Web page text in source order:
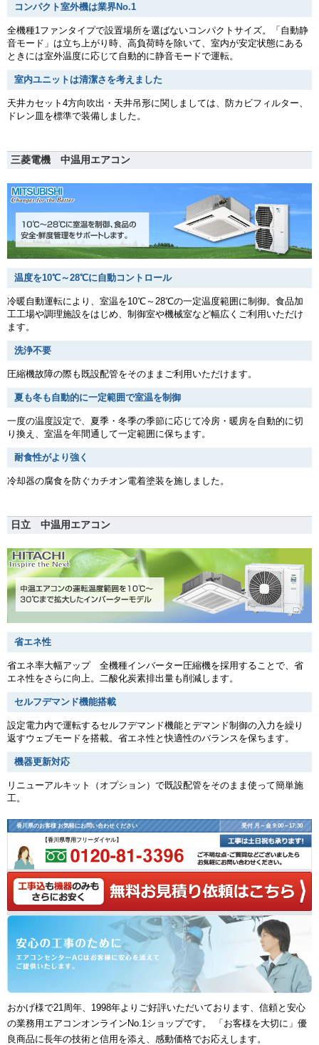
コンパクト室外機は業界No.1
全機種1ファンタイプで設置場所を選ばないコンパクトサイズ。「自動静
音モード」は立ち上がり時、高負荷時を除いて、室内が安定状態にある
ときには室外温度に応じて自動的に静音モードで運転。
室内ユニットは清潔さを考えました
天井カセット4方向吹出・天井吊形に関しましては、防カビフィルター、
ドレン皿を標準で装備しました。
三菱電機 中温用エアコン
温度を10℃～28℃に自動コントロール
冷暖自動運転により、室温を10℃～28℃の一定温度範囲に制御。食品加
工工場や調理施設をはじめ、制御室や機械室など幅広くご利用いただけ
ます。
洗浄不要
圧縮機故障の際も既設配管をそのままご利用いただけます。
夏も冬も自動的に一定範囲で室温を制御
一度の温度設定で、夏季・冬季の季節に応じて冷房・暖房を自動的に切
り換え、室温を年間通して一定範囲に保ちます。
耐食性がより強く
冷却器の腐食を防ぐカチオン電着塗装を施しました。
日立 中温用エアコン
省エネ性
省エネ率大幅アップ 全機種インバーター圧縮機を採用することで、省
エネ性をさらに向上。二酸化炭素排出量も削減します。
セルフデマンド機能搭載
設定電力内で運転するセルフデマンド機能とデマンド制御の入力を繰り
返すウェブモードを搭載。省エネ性と快適性のバランスを保ちます。
機器更新対応
リニューアルキット（オプション）で既設配管をそのまま使って簡単施
工。
香川県のお客様 お気軽にお問い合わせください 受付 月～金 9:00～17:30
【香川県専用フリーダイヤル】
おかげ様で21周年、1998年よりご好評いただいております、信頼と安心
の業務用エアコンオンラインNo.1ショップです。 「お客様を大切に」優
良商品に長年の技術と信用を添え、感動価格でお応えします。